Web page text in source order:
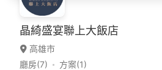
晶綺盛宴聯上大飯店
高雄市
廳房(7)
方案(1)